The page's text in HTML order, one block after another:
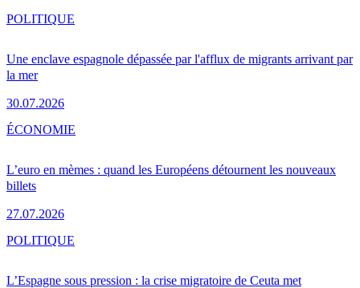
Une enclave espagnole dépassée par l'afflux de migrants arrivant par
la mer
30.07.2026
POLITIQUE
L’euro en mèmes : quand les Européens détournent les nouveaux
billets
27.07.2026
ÉCONOMIE
L’Espagne sous pression : la crise migratoire de Ceuta met
POLITIQUE